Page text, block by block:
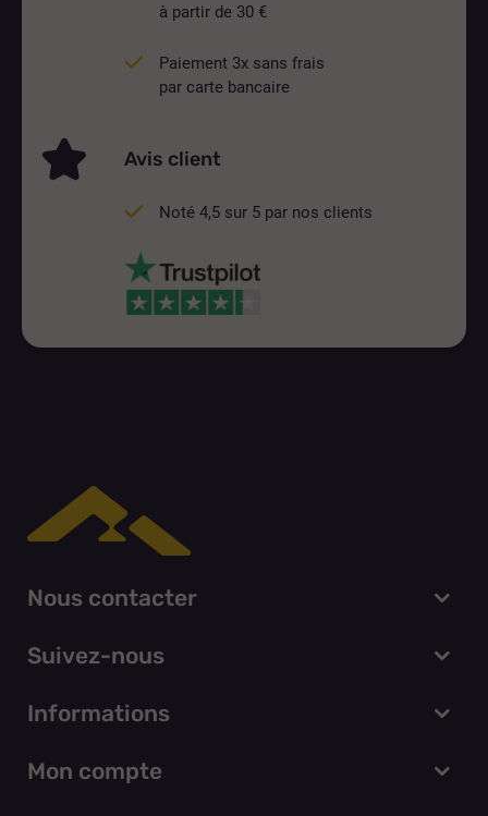
à partir de 30 €
Paiement 3x sans frais
par carte bancaire
Avis client
Noté 4,5 sur 5 par nos clients
Nous contacter
Suivez-nous
Informations
Mon compte